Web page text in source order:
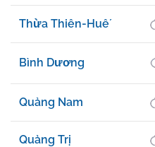
Thừa Thiên-Huế
Bình Dương
Quảng Nam
Quảng Trị